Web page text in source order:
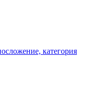
категория